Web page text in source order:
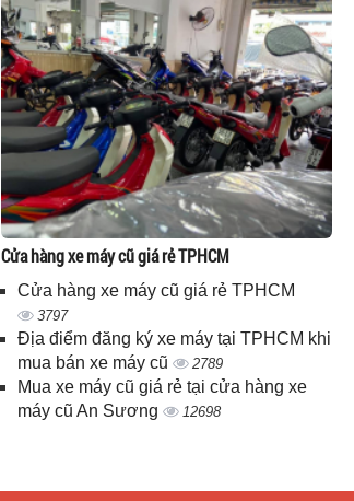
Cửa hàng xe máy cũ giá rẻ TPHCM
Cửa hàng xe máy cũ giá rẻ TPHCM
3797
Địa điểm đăng ký xe máy tại TPHCM khi
mua bán xe máy cũ
2789
Mua xe máy cũ giá rẻ tại cửa hàng xe
máy cũ An Sương
12698